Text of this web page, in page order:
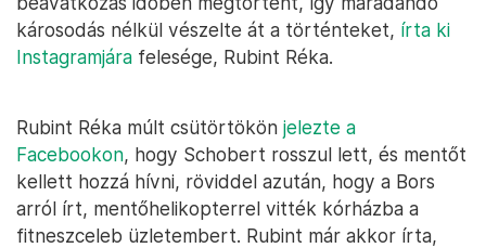
károsodás nélkül vészelte át a történteket, írta ki
Instagramjára felesége, Rubint Réka.
Rubint Réka múlt csütörtökön jelezte a
Facebookon, hogy Schobert rosszul lett, és mentőt
kellett hozzá hívni, röviddel azután, hogy a Bors
arról írt, mentőhelikopterrel vitték kórházba a
fitneszceleb üzletembert. Rubint már akkor írta,